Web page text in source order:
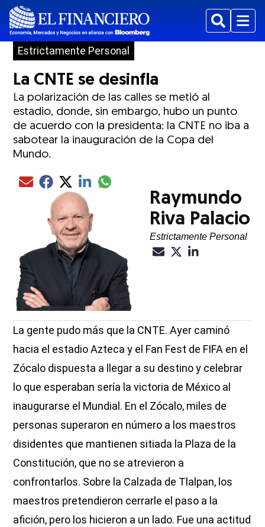
BuscarMenu
Estrictamente Personal
La CNTE se desinfla
La polarización de las calles se metió al
estadio, donde, sin embargo, hubo un punto
de acuerdo con la presidenta: la CNTE no iba a
sabotear la inauguración de la Copa del
Mundo.
Compartir el artículo actual mediante Email
Compartir el artículo actual mediante Facebook
Compartir el artículo actual mediante Twitter
Compartir el artículo actual mediante LinkedIn
Compartir el artículo actual mediante
Raymundo
Riva Palacio
Estrictamente Personal
La gente pudo más que la CNTE. Ayer caminó
hacia el estadio Azteca y el Fan Fest de FIFA en el
Zócalo dispuesta a llegar a su destino y celebrar
lo que esperaban sería la victoria de México al
inaugurarse el Mundial. En el Zócalo, miles de
personas superaron en número a los maestros
disidentes que mantienen sitiada la Plaza de la
Constitución, que no se atrevieron a
confrontarlos. Sobre la Calzada de Tlalpan, los
maestros pretendieron cerrarle el paso a la
afición, pero los hicieron a un lado. Fue una actitud